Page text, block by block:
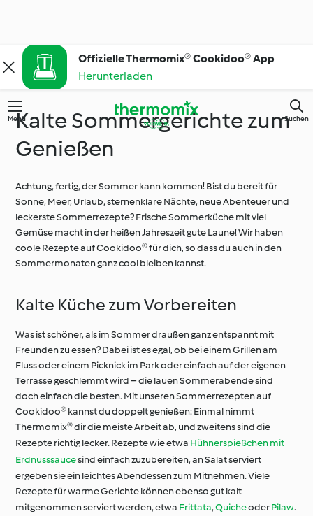
Offizielle Thermomix® Cookidoo® App
Herunterladen
Menü Suchen
Kalte Sommergerichte zum
Genießen
Achtung, fertig, der Sommer kann kommen! Bist du bereit für
Sonne, Meer, Urlaub, sternenklare Nächte, neue Abenteuer und
leckerste Sommerrezepte? Frische Sommerküche mit viel
Gemüse macht in der heißen Jahreszeit gute Laune! Wir haben
coole Rezepte auf Cookidoo® für dich, so dass du auch in den
Sommermonaten ganz cool bleiben kannst.
Kalte Küche zum Vorbereiten
Was ist schöner, als im Sommer draußen ganz entspannt mit
Freunden zu essen? Dabei ist es egal, ob bei einem Grillen am
Fluss oder einem Picknick im Park oder einfach auf der eigenen
Terrasse geschlemmt wird – die lauen Sommerabende sind
doch einfach die besten. Mit unseren Sommerrezepten auf
Cookidoo® kannst du doppelt genießen: Einmal nimmt
Thermomix® dir die meiste Arbeit ab, und zweitens sind die
Rezepte richtig lecker. Rezepte wie etwa Hühnerspießchen mit
Erdnusssaucesind einfach zuzubereiten, an Salat serviert
ergeben sie ein leichtes Abendessen zum Mitnehmen. Viele
Rezepte für warme Gerichte können ebenso gut kalt
mitgenommen serviert werden, etwa Frittata,QuicheoderPilaw.